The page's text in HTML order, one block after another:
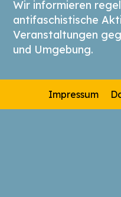
Wir informieren
antifaschistische
Veranstaltungen
und Umgebung.
Impressum